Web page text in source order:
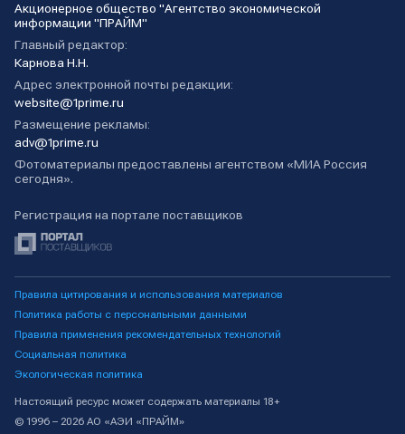
Акционерное общество "Агентство экономической
информации "ПРАЙМ"
Главный редактор:
Карнова Н.Н.
Адрес электронной почты редакции:
website@1prime.ru
Размещение рекламы:
adv@1prime.ru
Фотоматериалы предоставлены агентством «МИА Россия
сегодня».
Регистрация на портале поставщиков
Правила цитирования и использования материалов
Политика работы с персональными данными
Правила применения рекомендательных технологий
Социальная политика
Экологическая политика
Настоящий ресурс может содержать материалы 18+
© 1996 – 2026 АО «АЭИ «ПРАЙМ»